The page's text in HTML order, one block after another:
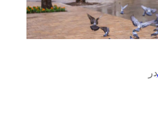
در